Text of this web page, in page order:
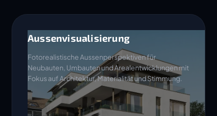
Aussenvisualisierung
Fotorealistische Aussenperspektiven für
Neubauten, Umbauten und Arealentwicklungen mit
Fokus auf Architektur, Materialität und Stimmung.